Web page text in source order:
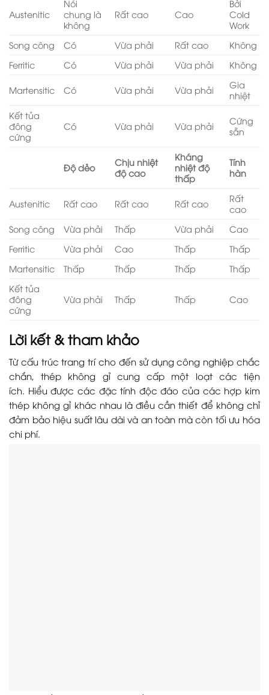
Austenitic
Nói
chung là
không
Rất cao Cao
Bởi
Cold
Work
Song công
Có Vừa phải Rất cao
Không
Ferritic
Có Vừa phải Vừa phải Không
Martensitic Có Vừa phải Vừa phải
Gia
nhiệt
Kết tủa
đông
cứng
Có Vừa phải Vừa phải
Cứng
sẵn
Độ dẻo
Chịu nhiệt
độ cao
Kháng
nhiệt độ
thấp
Tính
hàn
Austenitic Rất cao Rất cao Rất cao
Rất
cao
Song công
Vừa phải Thấp Vừa phải
Cao
Ferritic
Vừa phải Cao Thấp
Thấp
Martensitic
Thấp Thấp Thấp
Thấp
Kết tủa
đông
cứng
Vừa phải Thấp Thấp Cao
Lời kết & tham khảo
Từ cấu trúc trang trí cho đến sử dụng công nghiệp chắc
chắn, thép không gỉ cung cấp một loạt các tiện
ích. Hiểu được các đặc tính độc đáo của các hợp kim
thép không gỉ khác nhau là điều cần thiết để không chỉ
đảm bảo hiệu suất lâu dài và an toàn mà còn tối ưu hóa
chi phí.